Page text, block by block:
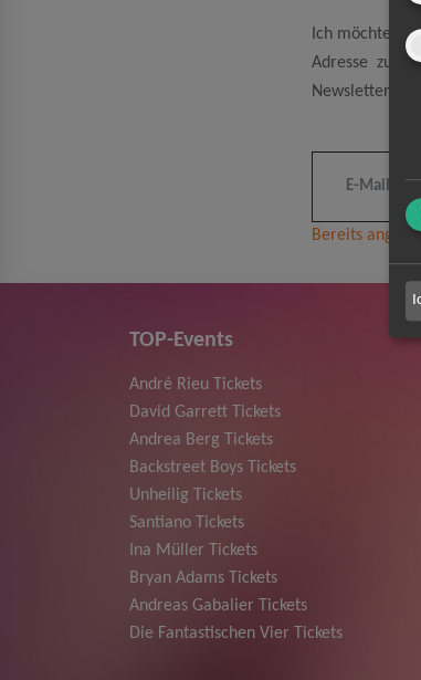
Ich möchte
Adresse zum
Newsletter
Bereits
TOP-Events
André Rieu Tickets
David Garrett Tickets
Andrea Berg Tickets
Backstreet Boys Tickets
Unheilig Tickets
Santiano Tickets
Ina Müller Tickets
Bryan Adams Tickets
Andreas Gabalier Tickets
Die Fantastischen Vier Tickets